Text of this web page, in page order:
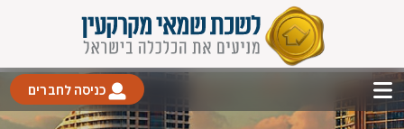
כניסה לחברים